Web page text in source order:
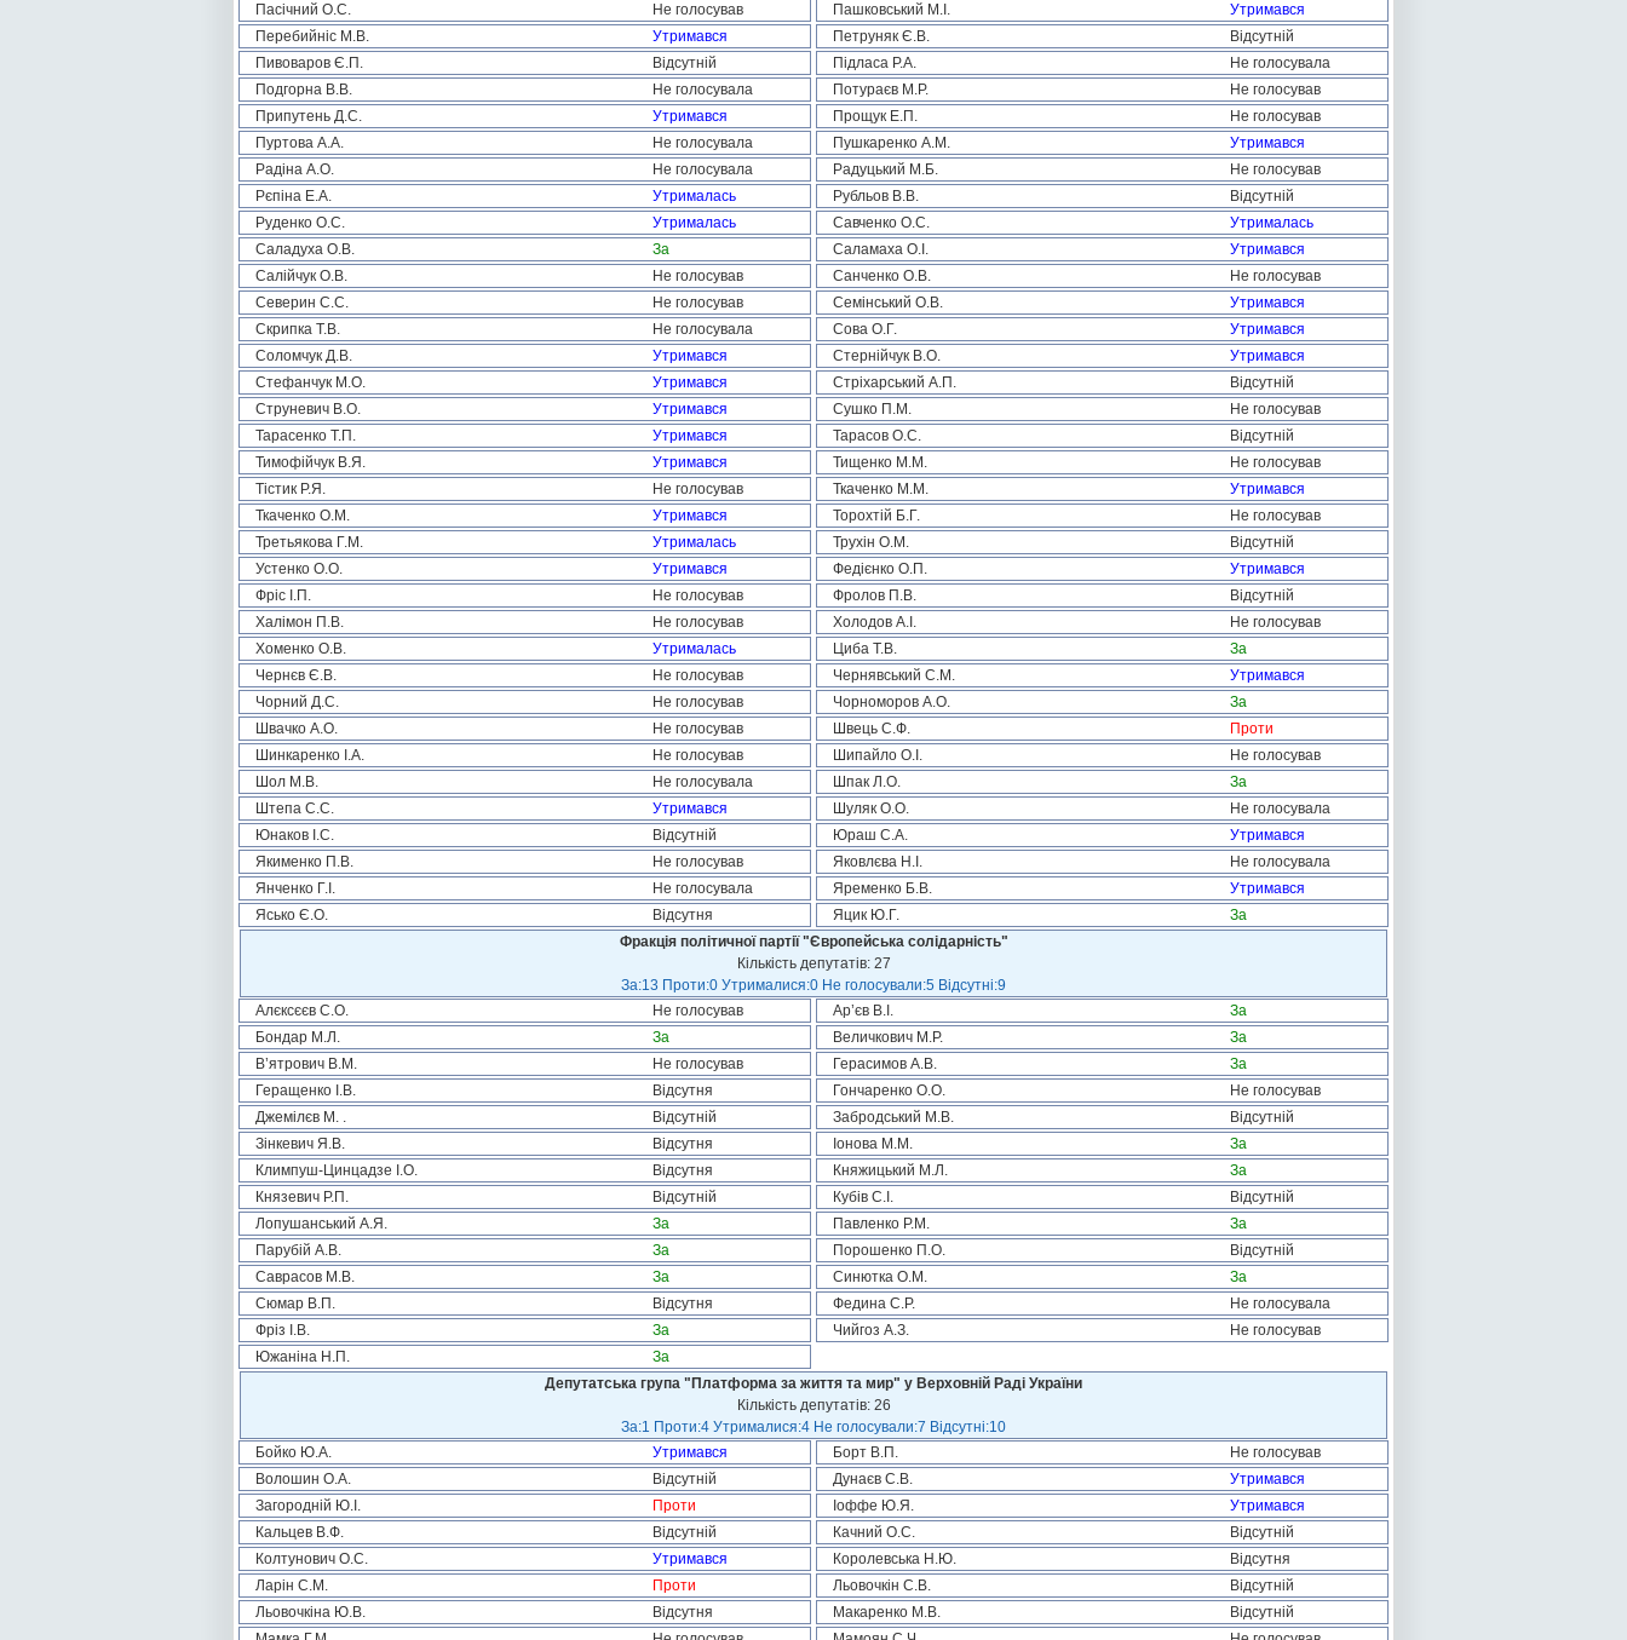
Пасічний О.С.
Не голосував Пашковський М.І.
Утримався
Перебийніс М.В.
Утримався Петруняк Є.В.
Відсутній
Пивоваров Є.П.
Відсутній Підласа Р.А.
Не голосувала
Подгорна В.В.
Не голосувала Потураєв М.Р.
Не голосував
Припутень Д.С.
Утримався Прощук Е.П.
Не голосував
Пуртова А.А.
Не голосувала Пушкаренко А.М.
Утримався
Радіна А.О.
Не голосувала Радуцький М.Б.
Не голосував
Рєпіна Е.А.
Утрималась Рубльов В.В.
Відсутній
Руденко О.С.
Утрималась Савченко О.С.
Утрималась
Саладуха О.В.
За Саламаха О.І.
Утримався
Салійчук О.В.
Не голосував Санченко О.В.
Не голосував
Северин С.С.
Не голосував Семінський О.В.
Утримався
Скрипка Т.В.
Не голосувала Сова О.Г.
Утримався
Соломчук Д.В.
Утримався Стернійчук В.О.
Утримався
Стефанчук М.О.
Утримався Стріхарський А.П.
Відсутній
Струневич В.О.
Утримався Сушко П.М.
Не голосував
Тарасенко Т.П.
Утримався Тарасов О.С.
Відсутній
Тимофійчук В.Я.
Утримався Тищенко М.М.
Не голосував
Тістик Р.Я.
Не голосував Ткаченко М.М.
Утримався
Ткаченко О.М.
Утримався Торохтій Б.Г.
Не голосував
Третьякова Г.М.
Утрималась Трухін О.М.
Відсутній
Устенко О.О.
Утримався Федієнко О.П.
Утримався
Фріс І.П.
Не голосував Фролов П.В.
Відсутній
Халімон П.В.
Не голосував Холодов А.І.
Не голосував
Хоменко О.В.
Утрималась Циба Т.В.
За
Чернєв Є.В.
Не голосував Чернявський С.М.
Утримався
Чорний Д.С.
Не голосував Чорноморов А.О.
За
Швачко А.О.
Не голосував Швець С.Ф.
Проти
Шинкаренко І.А.
Не голосував Шипайло О.І.
Не голосував
Шол М.В.
Не голосувала Шпак Л.О.
За
Штепа С.С.
Утримався Шуляк О.О.
Не голосувала
Юнаков І.С.
Відсутній Юраш С.А.
Утримався
Якименко П.В.
Не голосував Яковлєва Н.І.
Не голосувала
Янченко Г.І.
Не голосувала Яременко Б.В.
Утримався
Ясько Є.О.
Відсутня Яцик Ю.Г.
За
Фракція політичної партії "Європейська солідарність"
Кількість депутатів: 27
За:13 Проти:0 Утрималися:0 Не голосували:5 Відсутні:9
Алєксєєв С.О.
Не голосував Ар’єв В.І.
За
Бондар М.Л.
За Величкович М.Р.
За
В’ятрович В.М.
Не голосував Герасимов А.В.
За
Геращенко І.В.
Відсутня Гончаренко О.О.
Не голосував
Джемілєв М. .
Відсутній Забродський М.В.
Відсутній
Зінкевич Я.В.
Відсутня Іонова М.М.
За
Климпуш-Цинцадзе І.О.
Відсутня Княжицький М.Л.
За
Князевич Р.П.
Відсутній Кубів С.І.
Відсутній
Лопушанський А.Я.
За Павленко Р.М.
За
Парубій А.В.
За Порошенко П.О.
Відсутній
Саврасов М.В.
За Синютка О.М.
За
Сюмар В.П.
Відсутня Федина С.Р.
Не голосувала
Фріз І.В.
За Чийгоз А.З.
Не голосував
Южаніна Н.П.
За
Депутатська група "Платформа за життя та мир" у Верховній Раді України
Кількість депутатів: 26
За:1 Проти:4 Утрималися:4 Не голосували:7 Відсутні:10
Бойко Ю.А.
Утримався Борт В.П.
Не голосував
Волошин О.А.
Відсутній Дунаєв С.В.
Утримався
Загородній Ю.І.
Проти Іоффе Ю.Я.
Утримався
Кальцев В.Ф.
Відсутній Качний О.С.
Відсутній
Колтунович О.С.
Утримався Королевська Н.Ю.
Відсутня
Ларін С.М.
Проти Льовочкін С.В.
Відсутній
Льовочкіна Ю.В.
Відсутня Макаренко М.В.
Відсутній